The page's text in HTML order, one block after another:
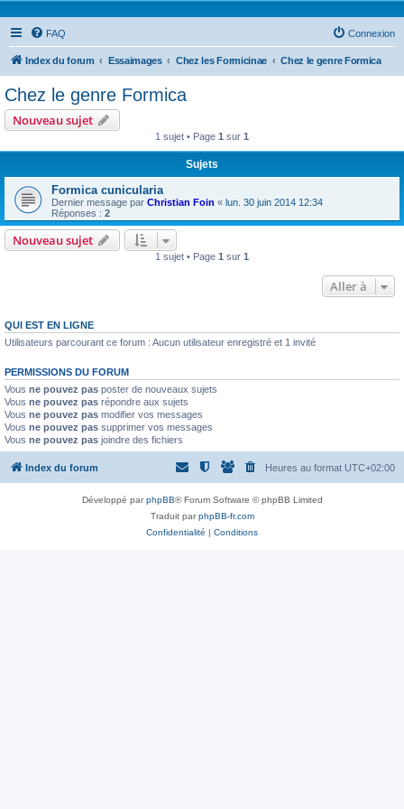
FAQ Connexion
Index du forum Essaimages Chez les Formicinae Chez le genre Formica
Chez le genre Formica
Nouveau sujet
1 sujet • Page 1 sur 1
Sujets
Formica cunicularia
Dernier message par Christian Foin « lun. 30 juin 2014 12:34
Réponses : 2
Nouveau sujet
1 sujet • Page 1 sur 1
Aller à
QUI EST EN LIGNE
Utilisateurs parcourant ce forum : Aucun utilisateur enregistré et 1 invité
PERMISSIONS DU FORUM
Vous ne pouvez pas poster de nouveaux sujets
Vous ne pouvez pas répondre aux sujets
Vous ne pouvez pas modifier vos messages
Vous ne pouvez pas supprimer vos messages
Vous ne pouvez pas joindre des fichiers
Index du forum Heures au format UTC+02:00
Développé parphpBB® Forum Software © phpBB Limited
Traduit parphpBB-fr.com
Confidentialité | Conditions